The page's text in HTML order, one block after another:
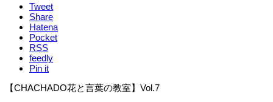
Tweet
Share
Hatena
Pocket
RSS
feedly
Pin it
【CHACHADO花と言葉の教室】Vol.7